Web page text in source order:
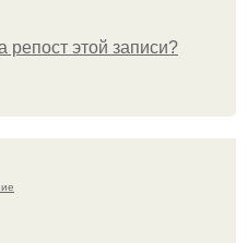
этой записи?